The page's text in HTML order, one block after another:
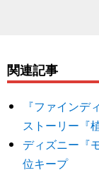
関連記事
『ファイン
ストーリー『
ディズニー『
位キープ